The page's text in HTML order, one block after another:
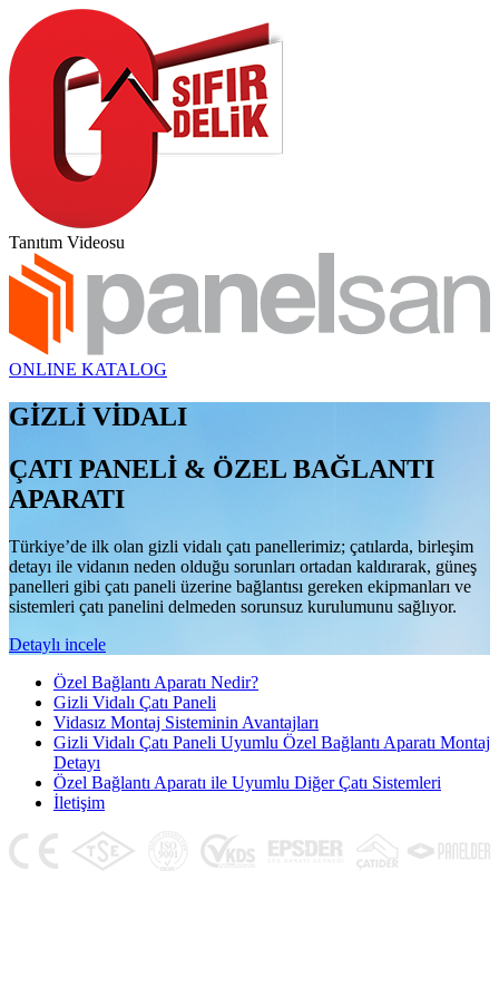
Tanıtım Videosu
ONLINE KATALOG
GİZLİ VİDALI
ÇATI PANELİ & ÖZEL BAĞLANTI
APARATI
Türkiye’de ilk olan gizli vidalı çatı panellerimiz; çatılarda, birleşim
detayı ile vidanın neden olduğu sorunları ortadan kaldırarak, güneş
panelleri gibi çatı paneli üzerine bağlantısı gereken ekipmanları ve
sistemleri çatı panelini delmeden sorunsuz kurulumunu sağlıyor.
Detaylı incele
Özel Bağlantı Aparatı Nedir?
Gizli Vidalı Çatı Paneli
Vidasız Montaj Sisteminin Avantajları
Gizli Vidalı Çatı Paneli Uyumlu Özel Bağlantı Aparatı Montaj
Detayı
Özel Bağlantı Aparatı ile Uyumlu Diğer Çatı Sistemleri
İletişim